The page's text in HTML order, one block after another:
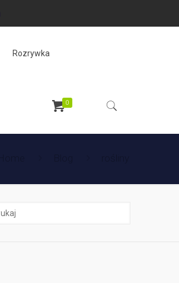
Rozrywka
0